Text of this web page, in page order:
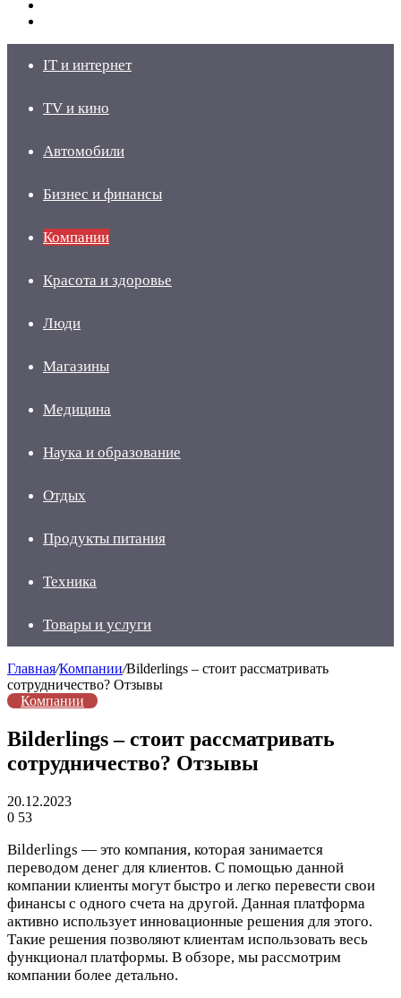
IT и интернет
TV и кино
Автомобили
Бизнес и финансы
Компании
Красота и здоровье
Люди
Магазины
Медицина
Наука и образование
Отдых
Продукты питания
Техника
Товары и услуги
Главная/Компании/Bilderlings – стоит рассматривать
сотрудничество? Отзывы
Компании
Bilderlings – стоит рассматривать
сотрудничество? Отзывы
20.12.2023
0 53
Bilderlings — это компания, которая занимается
переводом денег для клиентов. С помощью данной
компании клиенты могут быстро и легко перевести свои
финансы с одного счета на другой. Данная платформа
активно использует инновационные решения для этого.
Такие решения позволяют клиентам использовать весь
функционал платформы. В обзоре, мы рассмотрим
компании более детально.